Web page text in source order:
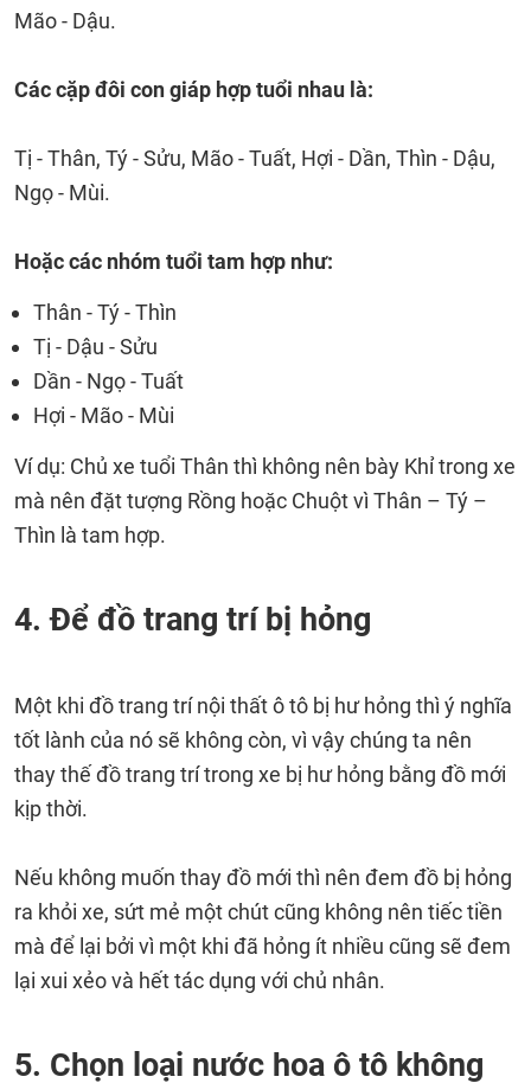
Mão - Dậu.
Các cặp đôi con giáp hợp tuổi nhau là:
Tị - Thân, Tý - Sửu, Mão - Tuất, Hợi - Dần, Thìn - Dậu,
Ngọ - Mùi.
Hoặc các nhóm tuổi tam hợp như:
Thân - Tý - Thìn
Tị - Dậu - Sửu
Dần - Ngọ - Tuất
Hợi - Mão - Mùi
Ví dụ: Chủ xe tuổi Thân thì không nên bày Khỉ trong xe
mà nên đặt tượng Rồng hoặc Chuột vì Thân – Tý –
Thìn là tam hợp.
4. Để đồ trang trí bị hỏng
Một khi đồ trang trí nội thất ô tô bị hư hỏng thì ý nghĩa
tốt lành của nó sẽ không còn, vì vậy chúng ta nên
thay thế đồ trang trí trong xe bị hư hỏng bằng đồ mới
kịp thời.
Nếu không muốn thay đồ mới thì nên đem đồ bị hỏng
ra khỏi xe, sứt mẻ một chút cũng không nên tiếc tiền
mà để lại bởi vì một khi đã hỏng ít nhiều cũng sẽ đem
lại xui xẻo và hết tác dụng với chủ nhân.
5. Chọn loại nước hoa ô tô không